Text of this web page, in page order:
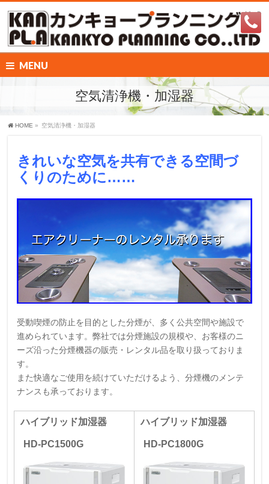
MENU
空気清浄機・加湿器
HOME » 空気清浄機・加湿器
きれいな空気を共有できる空間づ
くりのために……
受動喫煙の防止を目的とした分煙が、多く公共空間や施設で
進められています。弊社では分煙施設の規模や、お客様のニ
ーズ沿った分煙機器の販売・レンタル品を取り扱っておりま
す。
また快適なご使用を続けていただけるよう、分煙機のメンテ
ナンスも承っております。
ハイブリッド加湿器
HD-PC1500G
ハイブリッド加湿器
HD-PC1800G